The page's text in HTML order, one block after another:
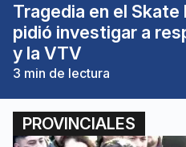
Tragedia en el Skate
pidió investigar a
y la VTV
3 min de lectura
PROVINCIALES